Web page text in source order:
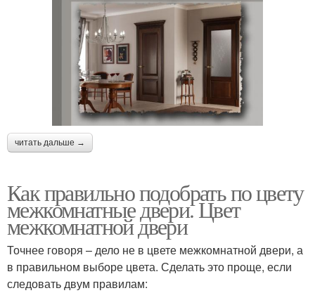
читать дальше →
Как правильно подобрать по цвету
межкомнатные двери. Цвет
межкомнатной двери
Точнее говоря – дело не в цвете межкомнатной двери, а
в правильном выборе цвета. Сделать это проще, если
следовать двум правилам: